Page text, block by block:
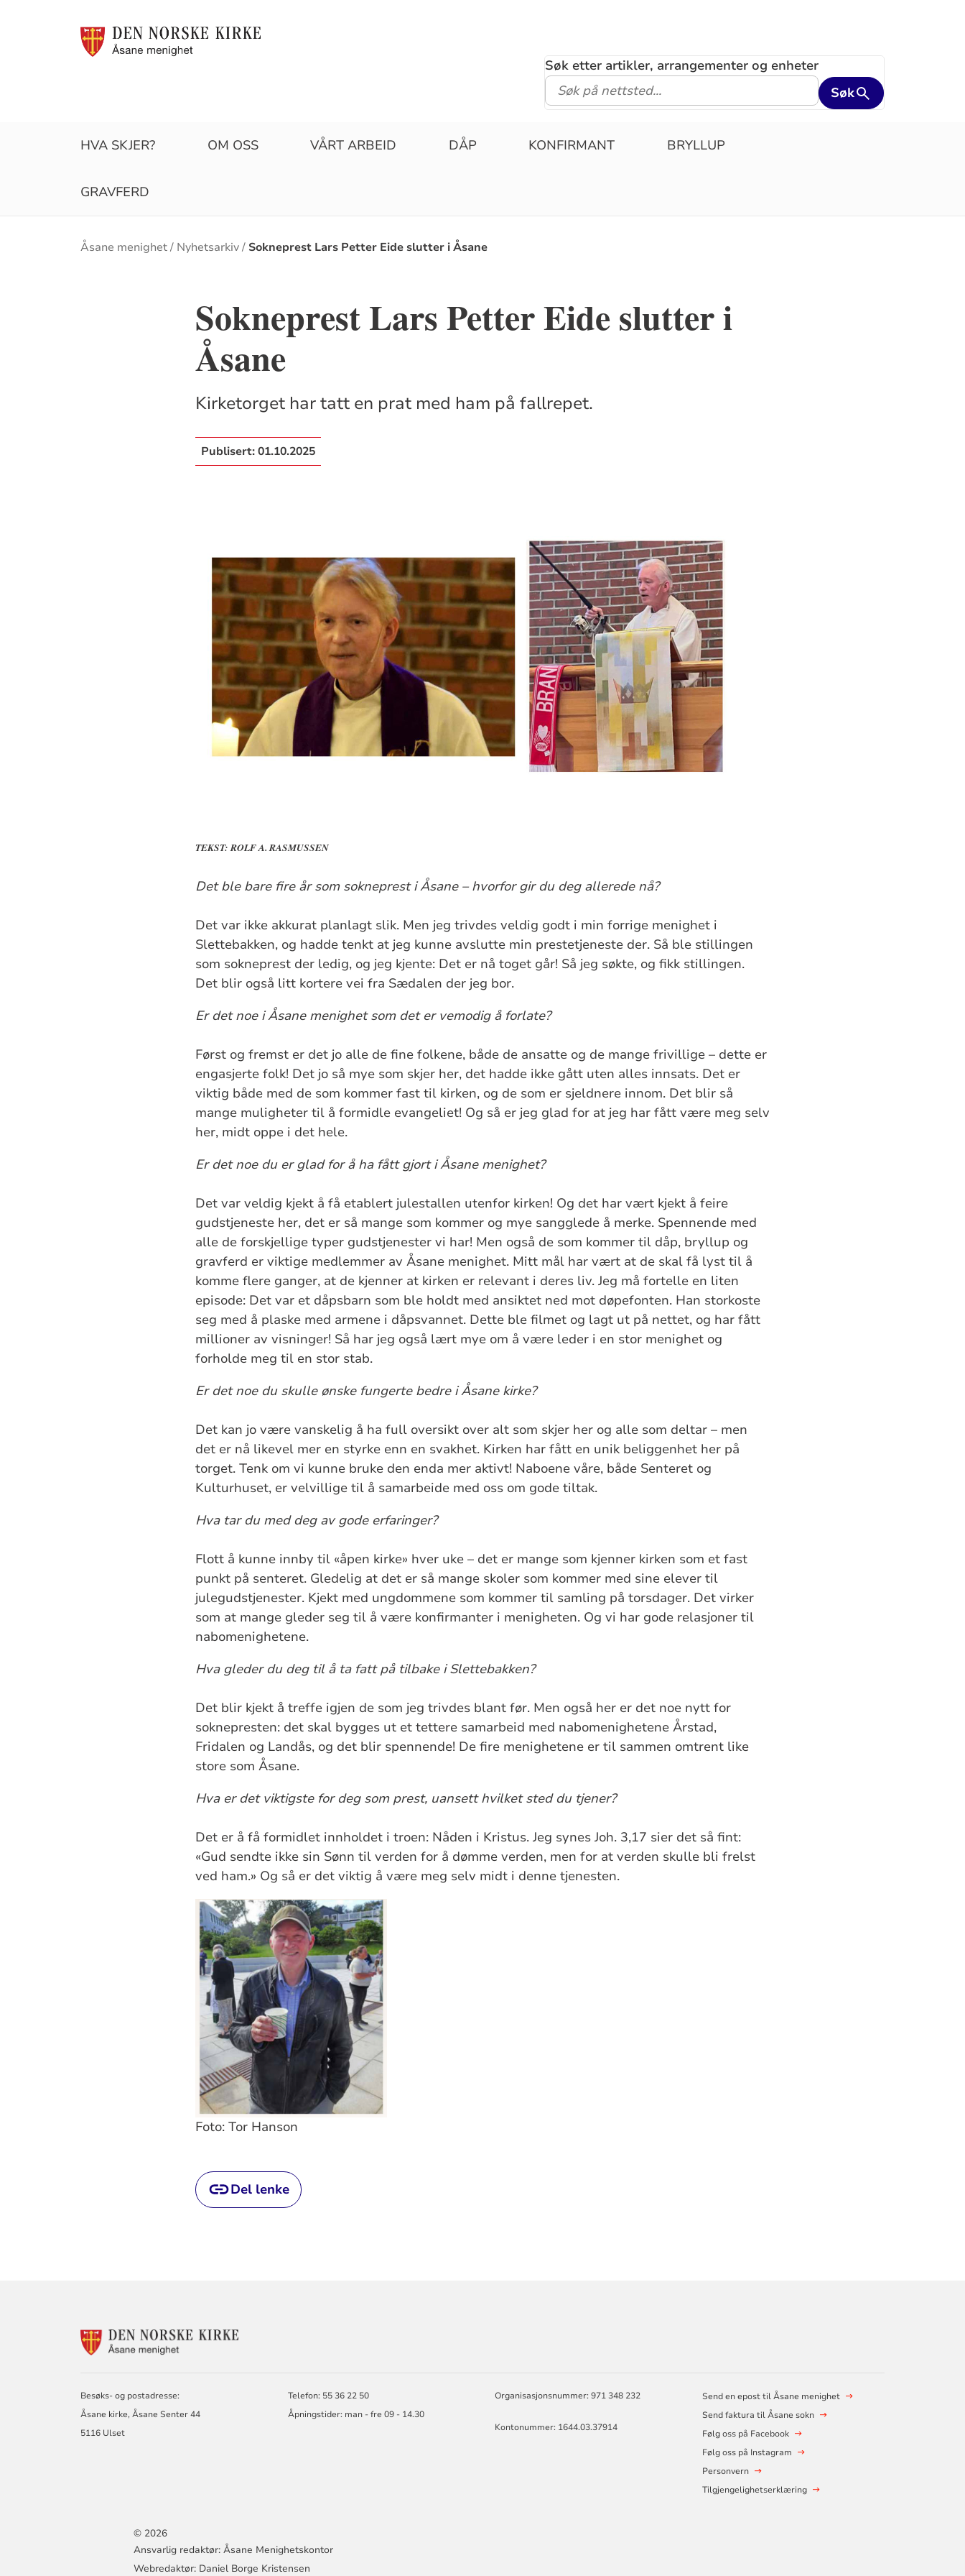
Søk etter artikler, arrangementer og enheter
Søk
HVA SKJER? OM OSS VÅRT ARBEID DÅP KONFIRMANT BRYLLUP
GRAVFERD
Brødsmulesti
Åsane menighet Nyhetsarkiv Sokneprest Lars Petter Eide slutter i Åsane
Sokneprest Lars Petter Eide slutter i
Åsane
Kirketorget har tatt en prat med ham på fallrepet.
Publisert:01.10.2025
TEKST: ROLF A. RASMUSSEN
Det ble bare fire år som sokneprest i Åsane – hvorfor gir du deg allerede nå?
Det var ikke akkurat planlagt slik. Men jeg trivdes veldig godt i min forrige menighet i
Slettebakken, og hadde tenkt at jeg kunne avslutte min prestetjeneste der. Så ble stillingen
som sokneprest der ledig, og jeg kjente: Det er nå toget går! Så jeg søkte, og fikk stillingen.
Det blir også litt kortere vei fra Sædalen der jeg bor.
Er det noe i Åsane menighet som det er vemodig å forlate?
Først og fremst er det jo alle de fine folkene, både de ansatte og de mange frivillige – dette er
engasjerte folk! Det jo så mye som skjer her, det hadde ikke gått uten alles innsats. Det er
viktig både med de som kommer fast til kirken, og de som er sjeldnere innom. Det blir så
mange muligheter til å formidle evangeliet! Og så er jeg glad for at jeg har fått være meg selv
her, midt oppe i det hele.
Er det noe du er glad for å ha fått gjort i Åsane menighet?
Det var veldig kjekt å få etablert julestallen utenfor kirken! Og det har vært kjekt å feire
gudstjeneste her, det er så mange som kommer og mye sangglede å merke. Spennende med
alle de forskjellige typer gudstjenester vi har! Men også de som kommer til dåp, bryllup og
gravferd er viktige medlemmer av Åsane menighet. Mitt mål har vært at de skal få lyst til å
komme flere ganger, at de kjenner at kirken er relevant i deres liv. Jeg må fortelle en liten
episode: Det var et dåpsbarn som ble holdt med ansiktet ned mot døpefonten. Han storkoste
seg med å plaske med armene i dåpsvannet. Dette ble filmet og lagt ut på nettet, og har fått
millioner av visninger! Så har jeg også lært mye om å være leder i en stor menighet og
forholde meg til en stor stab.
Er det noe du skulle ønske fungerte bedre i Åsane kirke?
Det kan jo være vanskelig å ha full oversikt over alt som skjer her og alle som deltar – men
det er nå likevel mer en styrke enn en svakhet. Kirken har fått en unik beliggenhet her på
torget. Tenk om vi kunne bruke den enda mer aktivt! Naboene våre, både Senteret og
Kulturhuset, er velvillige til å samarbeide med oss om gode tiltak.
Hva tar du med deg av gode erfaringer?
Flott å kunne innby til «åpen kirke» hver uke – det er mange som kjenner kirken som et fast
punkt på senteret. Gledelig at det er så mange skoler som kommer med sine elever til
julegudstjenester. Kjekt med ungdommene som kommer til samling på torsdager. Det virker
som at mange gleder seg til å være konfirmanter i menigheten. Og vi har gode relasjoner til
nabomenighetene.
Hva gleder du deg til å ta fatt på tilbake i Slettebakken?
Det blir kjekt å treffe igjen de som jeg trivdes blant før. Men også her er det noe nytt for
soknepresten: det skal bygges ut et tettere samarbeid med nabomenighetene Årstad,
Fridalen og Landås, og det blir spennende! De fire menighetene er til sammen omtrent like
store som Åsane.
Hva er det viktigste for deg som prest, uansett hvilket sted du tjener?
Det er å få formidlet innholdet i troen: Nåden i Kristus. Jeg synes Joh. 3,17 sier det så fint:
«Gud sendte ikke sin Sønn til verden for å dømme verden, men for at verden skulle bli frelst
ved ham.» Og så er det viktig å være meg selv midt i denne tjenesten.
Foto: Tor Hanson
Del lenke
KONTAKTINFORMASJON
Besøks- og postadresse:
Åsane kirke, Åsane Senter 44
5116 Ulset
Telefon: 55 36 22 50
Åpningstider: man - fre 09 - 14.30
Organisasjonsnummer: 971 348 232
Kontonummer: 1644.03.37914
Send en epost til Åsane menighet
Send faktura til Åsane sokn
Følg oss på Facebook
Følg oss på Instagram
Personvern
Tilgjengelighetserklæring
© 2026
Ansvarlig redaktør: Åsane Menighetskontor
Webredaktør: Daniel Borge Kristensen